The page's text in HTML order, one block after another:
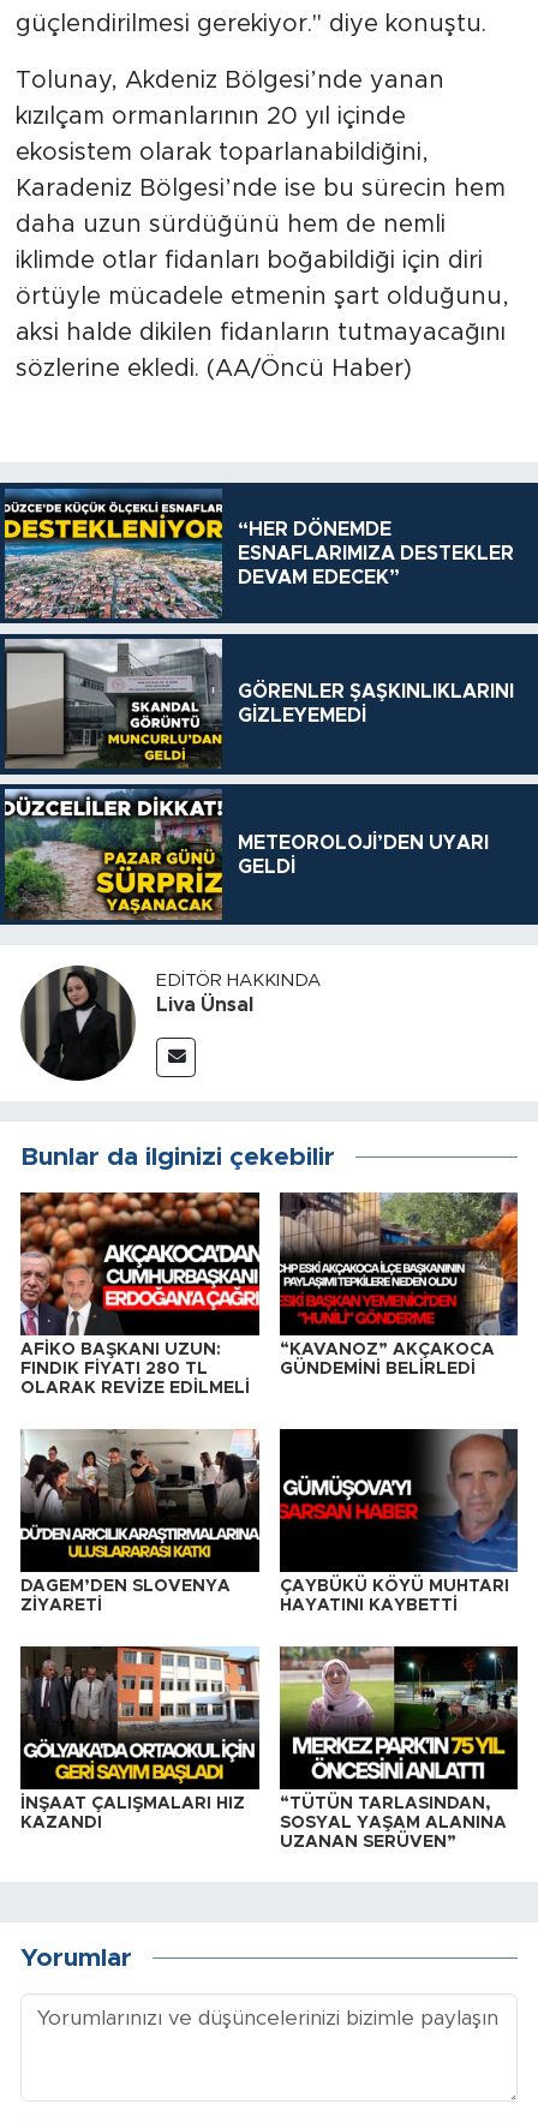
güçlendirilmesi gerekiyor." diye konuştu.
Tolunay, Akdeniz Bölgesi’nde yanan
kızılçam ormanlarının 20 yıl içinde
ekosistem olarak toparlanabildiğini,
Karadeniz Bölgesi’nde ise bu sürecin hem
daha uzun sürdüğünü hem de nemli
iklimde otlar fidanları boğabildiği için diri
örtüyle mücadele etmenin şart olduğunu,
aksi halde dikilen fidanların tutmayacağını
sözlerine ekledi. (AA/Öncü Haber)
“HER DÖNEMDE
ESNAFLARIMIZA DESTEKLER
DEVAM EDECEK”
GÖRENLER ŞAŞKINLIKLARINI
GİZLEYEMEDİ
METEOROLOJİ’DEN UYARI
GELDİ
EDITÖR HAKKINDA
Liva Ünsal
Bunlar da ilginizi çekebilir
AFİKO BAŞKANI UZUN:
FINDIK FİYATI 280 TL
OLARAK REVİZE EDİLMELİ
“KAVANOZ” AKÇAKOCA
GÜNDEMİNİ BELİRLEDİ
DAGEM’DEN SLOVENYA
ZİYARETİ
ÇAYBÜKÜ KÖYÜ MUHTARI
HAYATINI KAYBETTİ
İNŞAAT ÇALIŞMALARI HIZ
KAZANDI
“TÜTÜN TARLASINDAN,
SOSYAL YAŞAM ALANINA
UZANAN SERÜVEN”
Yorumlar